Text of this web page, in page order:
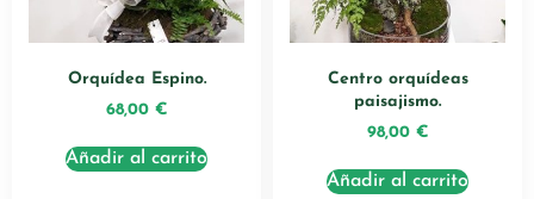
Orquídea Espino.
68,00 €
Añadir al carrito
Centro orquídeas
paisajismo.
98,00 €
Añadir al carrito